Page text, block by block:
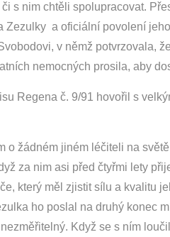
s nim chtěli spolupracovat.
Zezulky a oficiální povolení
v němž potvrzovala,
nemocných prosila, aby
Regena č. 9/91 hovořil s
jiném léčiteli na
za nim asi před čtyřmi lety
který měl zjistit sílu a kvalitu
ho poslal na druhý konec
Když se s ním